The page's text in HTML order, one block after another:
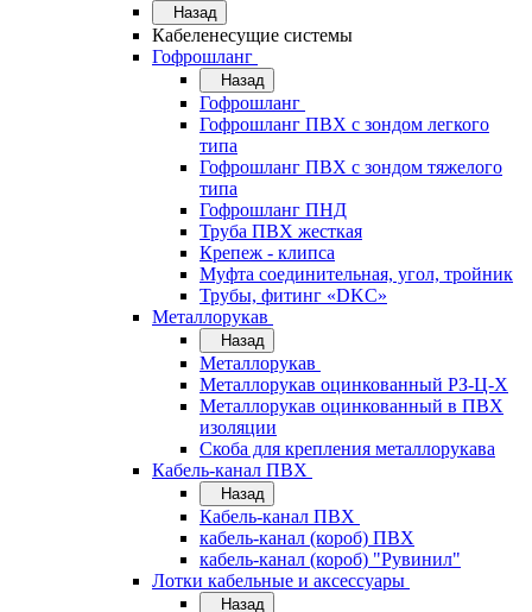
Назад
Кабеленесущие системы
Гофрошланг
Назад
Гофрошланг
Гофрошланг ПВХ с зондом легкого
типа
Гофрошланг ПВХ с зондом тяжелого
типа
Гофрошланг ПНД
Труба ПВХ жесткая
Крепеж - клипса
Муфта соединительная, угол, тройник
Трубы, фитинг «DKC»
Металлорукав
Назад
Металлорукав
Металлорукав оцинкованный РЗ-Ц-Х
Металлорукав оцинкованный в ПВХ
изоляции
Скоба для крепления металлорукава
Кабель-канал ПВХ
Назад
Кабель-канал ПВХ
кабель-канал (короб) ПВХ
кабель-канал (короб) "Рувинил"
Лотки кабельные и аксессуары
Назад